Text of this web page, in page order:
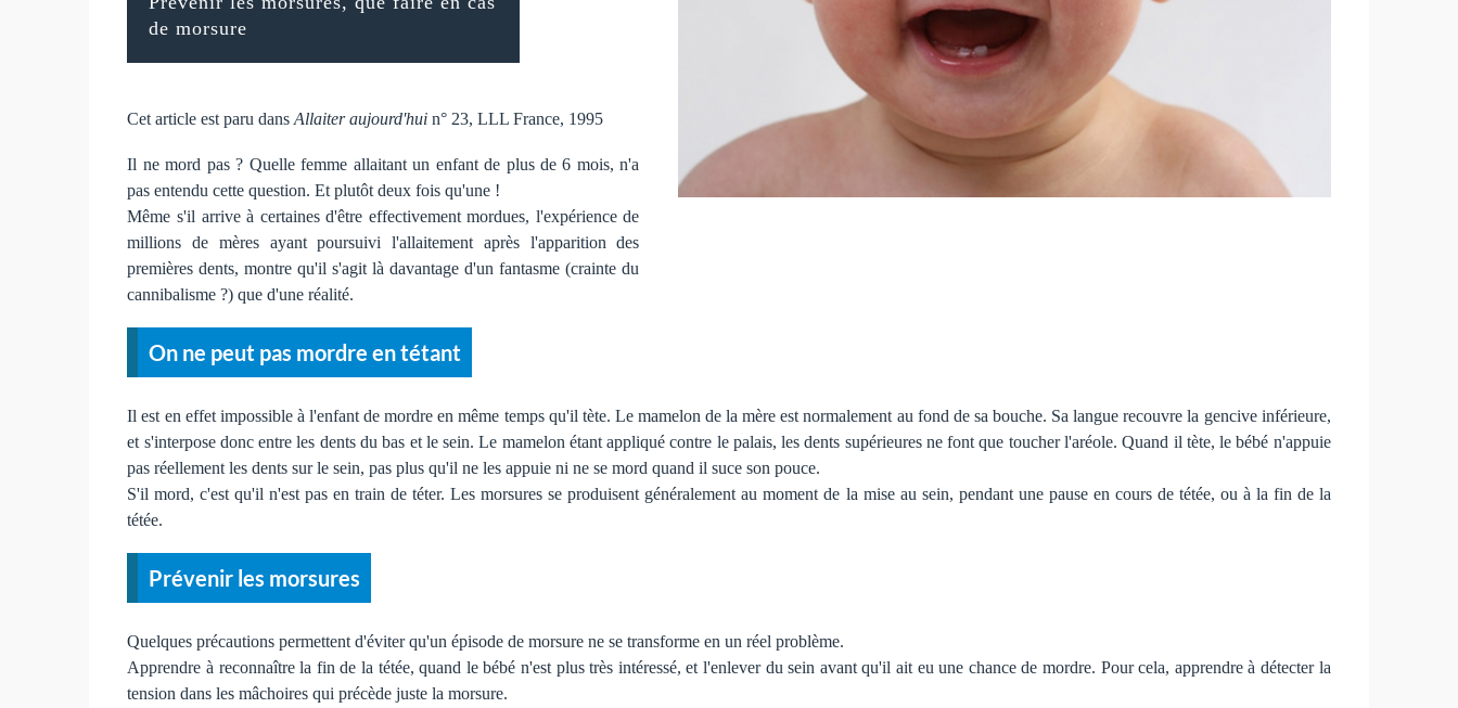
de morsure
Cet article est paru dansAllaiter aujourd'hui n° 23, LLL France, 1995
Il ne mord pas ? Quelle femme allaitant un enfant de plus de 6 mois, n'a
pas entendu cette question. Et plutôt deux fois qu'une !
Même s'il arrive à certaines d'être effectivement mordues, l'expérience de
millions de mères ayant poursuivi l'allaitement après l'apparition des
premières dents, montre qu'il s'agit là davantage d'un fantasme (crainte du
cannibalisme ?) que d'une réalité.
On ne peut pas mordre en tétant
Il est en effet impossible à l'enfant de mordre en même temps qu'il tète. Le mamelon de la mère est normalement au fond de sa bouche. Sa langue recouvre la gencive inférieure,
et s'interpose donc entre les dents du bas et le sein. Le mamelon étant appliqué contre le palais, les dents supérieures ne font que toucher l'aréole. Quand il tète, le bébé n'appuie
pas réellement les dents sur le sein, pas plus qu'il ne les appuie ni ne se mord quand il suce son pouce.
S'il mord, c'est qu'il n'est pas en train de téter. Les morsures se produisent généralement au moment de la mise au sein, pendant une pause en cours de tétée, ou à la fin de la
tétée.
Prévenir les morsures
Quelques précautions permettent d'éviter qu'un épisode de morsure ne se transforme en un réel problème.
Apprendre à reconnaître la fin de la tétée, quand le bébé n'est plus très intéressé, et l'enlever du sein avant qu'il ait eu une chance de mordre. Pour cela, apprendre à détecter la
tension dans les mâchoires qui précède juste la morsure.